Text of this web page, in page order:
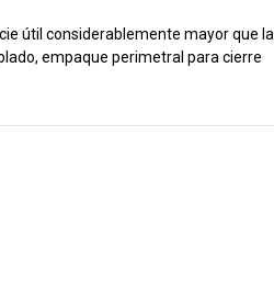
útil considerablemente mayor que la
empaque perimetral para cierre